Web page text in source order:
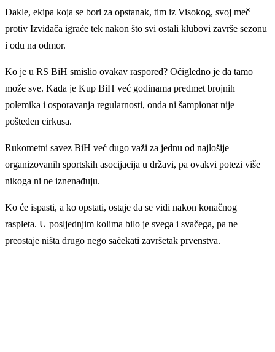
Dakle, ekipa koja se bori za opstanak, tim iz Visokog, svoj meč
protiv Izviđača igraće tek nakon što svi ostali klubovi završe sezonu
i odu na odmor.
Ko je u RS BiH smislio ovakav raspored? Očigledno je da tamo
može sve. Kada je Kup BiH već godinama predmet brojnih
polemika i osporavanja regularnosti, onda ni šampionat nije
pošteđen cirkusa.
Rukometni savez BiH već dugo važi za jednu od najlošije
organizovanih sportskih asocijacija u državi, pa ovakvi potezi više
nikoga ni ne iznenađuju.
Ko će ispasti, a ko opstati, ostaje da se vidi nakon konačnog
raspleta. U posljednjim kolima bilo je svega i svačega, pa ne
preostaje ništa drugo nego sačekati završetak prvenstva.